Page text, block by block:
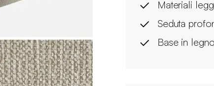
Materiali
Seduta
Base in